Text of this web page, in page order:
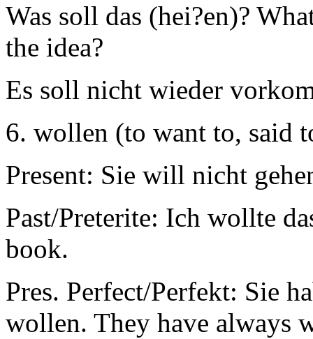
Was soll das (hei?en)?
the idea?
Es soll nicht wieder
6. wollen (to want to, said
Present: Sie will nicht
Past/Preterite: Ich wollte
book.
Pres. Perfect/Perfekt: Sie
wollen. They have always